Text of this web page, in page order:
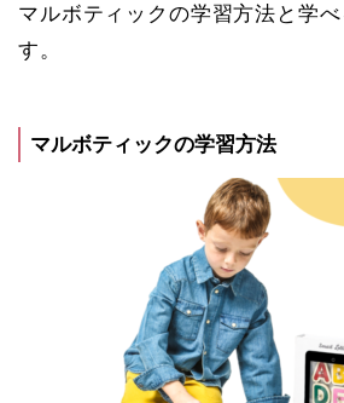
マルボティックの学習方法と学
す。
マルボティックの学習方法